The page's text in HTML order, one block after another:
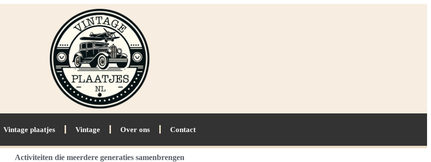
Vintage plaatjes Vintage Over ons Contact
Activiteiten die meerdere generaties samenbrengen